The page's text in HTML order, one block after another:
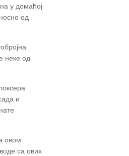
у домаћој
од
неке од
и
овом
са ових